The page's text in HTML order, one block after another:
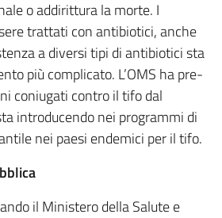
o addirittura la morte. I
trattati con antibiotici, anche
a diversi tipi di antibiotici sta
più complicato. L’OMS ha pre-
coniugati contro il tifo dal
introducendo nei programmi di
nei paesi endemici per il tifo.
il Ministero della Salute e